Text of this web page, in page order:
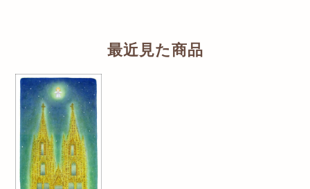
最近見た商品